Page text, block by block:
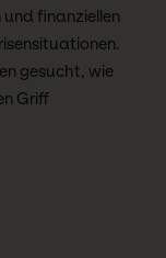
finanziellen
gesucht, wie
Griff